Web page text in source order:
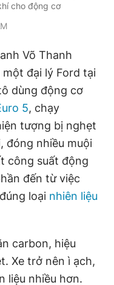
cho động cơ
Võ Thanh
đại lý Ford tại
dùng động cơ
5, chạy
tượng bị nghẹt
đóng nhiều muội
công suất động
đến từ việc
loại nhiên liệu
carbon, hiệu
Xe trở nên ì ạch,
liệu nhiều hơn.